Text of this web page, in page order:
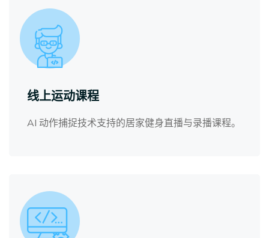
线上运动课程
AI 动作捕捉技术支持的居家健身直播与录播课程。